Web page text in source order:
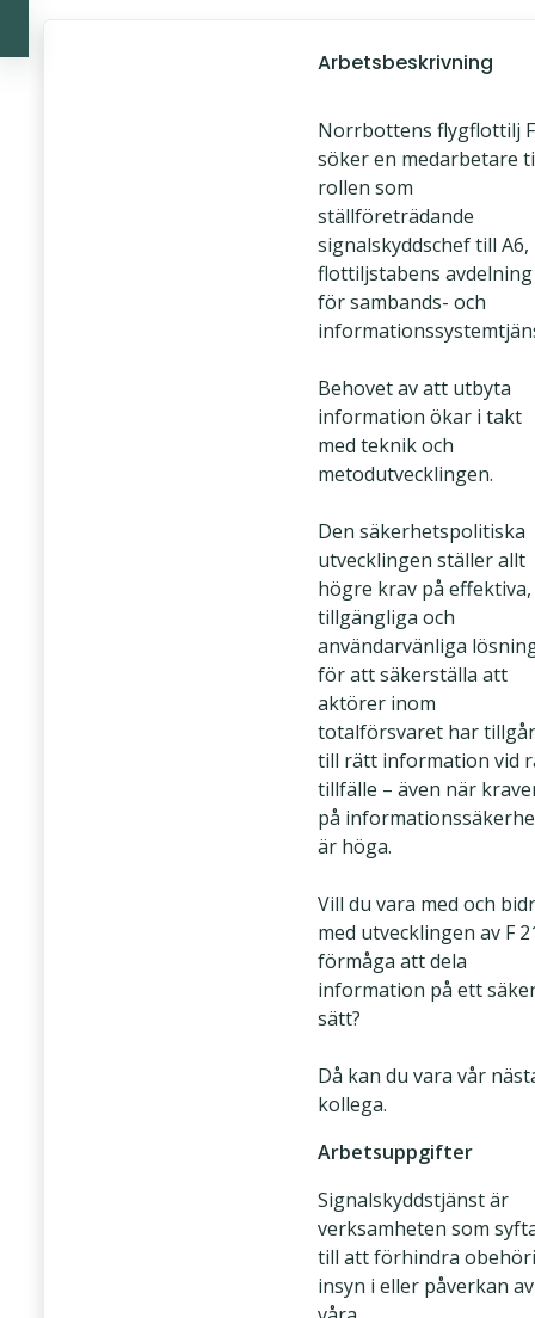
Arbetsbeskrivning
Norrbottens flygflottilj
söker en medarbetare
rollen som
ställföreträdande
signalskyddschef till A6,
flottiljstabens avdelning
för sambands- och
Behovet av att utbyta
information ökar i takt
med teknik och
metodutvecklingen.
Den säkerhetspolitiska
utvecklingen ställer allt
högre krav på effektiva,
tillgängliga och
användarvänliga
för att säkerställa att
aktörer inom
totalförsvaret har
till rätt information vid
tillfälle – även när
på
är höga.
Vill du vara med och
med utvecklingen av F
förmåga att dela
information på ett
sätt?
Då kan du vara vår
kollega.
Arbetsuppgifter
Signalskyddstjänst är
verksamheten som
till att förhindra
insyn i eller påverkan av